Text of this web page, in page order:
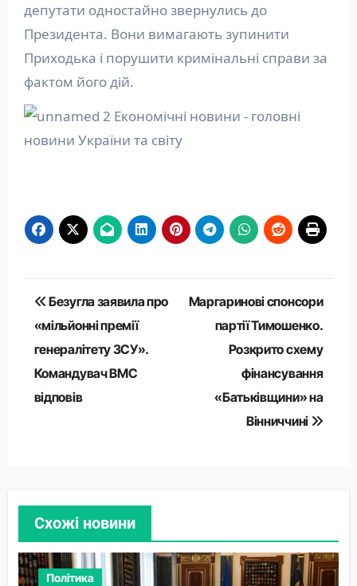
депутати одностайно звернулись до
Президента. Вони вимагають зупинити
Приходька і порушити кримінальні справи за
фактом його дій.
Навігація
записів
Безугла заявила про
«мільйонні премії
генералітету ЗСУ».
Командувач ВМС
відповів
Маргаринові спонсори
партії Тимошенко.
Розкрито схему
фінансування
«Батьківщини» на
Вінниччині
Схожі новини
Політика